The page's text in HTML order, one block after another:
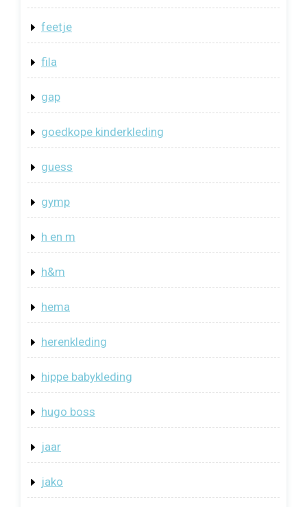
feetje
fila
gap
goedkope kinderkleding
guess
gymp
h en m
h&m
hema
herenkleding
hippe babykleding
hugo boss
jaar
jako